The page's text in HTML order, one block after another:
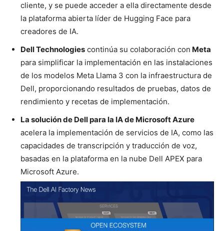
cliente, y se puede acceder a ella directamente desde
la plataforma abierta líder de Hugging Face para
creadores de IA.
Dell Technologies continúa su colaboración con Meta
para simplificar la implementación en las instalaciones
de los modelos Meta Llama 3 con la infraestructura de
Dell, proporcionando resultados de pruebas, datos de
rendimiento y recetas de implementación.
La solución de Dell para la IA de Microsoft Azure
acelera la implementación de servicios de IA, como las
capacidades de transcripción y traducción de voz,
basadas en la plataforma en la nube Dell APEX para
Microsoft Azure.